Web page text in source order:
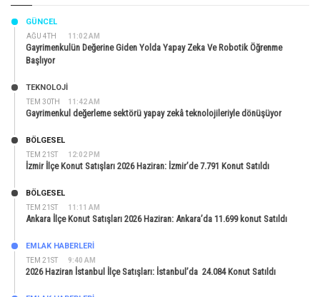
AĞU 4TH 11:02 AM
GÜNCEL
Gayrimenkulün Değerine Giden Yolda Yapay Zeka Ve Robotik Öğrenme
Başlıyor
TEM 30TH 11:42 AM
TEKNOLOJİ
Gayrimenkul değerleme sektörü yapay zekâ teknolojileriyle dönüşüyor
TEM 21ST 12:02 PM
BÖLGESEL
İzmir İlçe Konut Satışları 2026 Haziran: İzmir’de 7.791 Konut Satıldı
TEM 21ST 11:11 AM
BÖLGESEL
Ankara İlçe Konut Satışları 2026 Haziran: Ankara’da 11.699 konut Satıldı
TEM 21ST 9:40 AM
EMLAK HABERLERI
2026 Haziran İstanbul İlçe Satışları: İstanbul’da 24.084 Konut Satıldı